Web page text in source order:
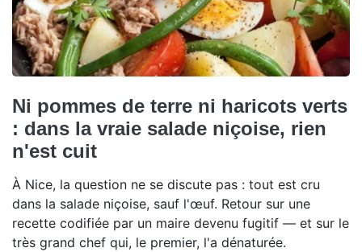
Ni pommes de terre ni haricots verts
: dans la vraie salade niçoise, rien
n'est cuit
À Nice, la question ne se discute pas : tout est cru
dans la salade niçoise, sauf l'œuf. Retour sur une
recette codifiée par un maire devenu fugitif — et sur le
très grand chef qui, le premier, l'a dénaturée.